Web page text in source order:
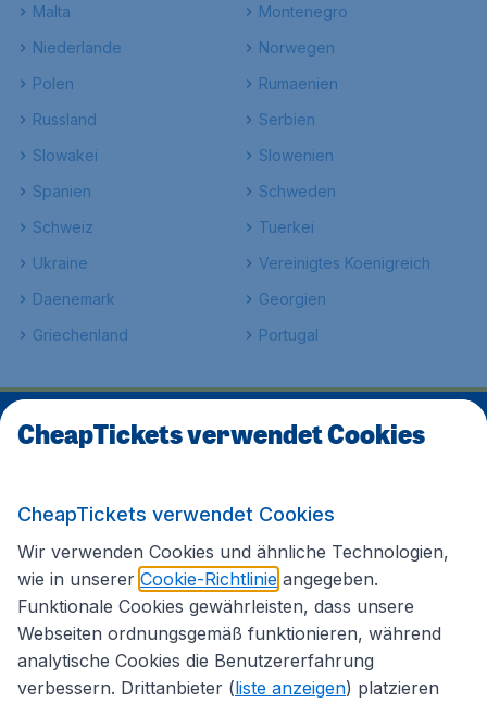
Malta
Montenegro
Niederlande
Norwegen
Polen
Rumaenien
Russland
Serbien
Slowakei
Slowenien
Spanien
Schweden
Schweiz
Tuerkei
Ukraine
Vereinigtes Koenigreich
Daenemark
Georgien
Griechenland
Portugal
Kundenservice
CheapTickets.de
CheapTickets verwendet Cookies
CheapTickets verwendet Cookies
Wir verwenden Cookies und ähnliche Technologien,
wie in unserer Cookie-Richtlinie angegeben.
Funktionale Cookies gewährleisten, dass unsere
Webseiten ordnungsgemäß funktionieren, während
analytische Cookies die Benutzererfahrung
verbessern. Drittanbieter (liste anzeigen) platzieren